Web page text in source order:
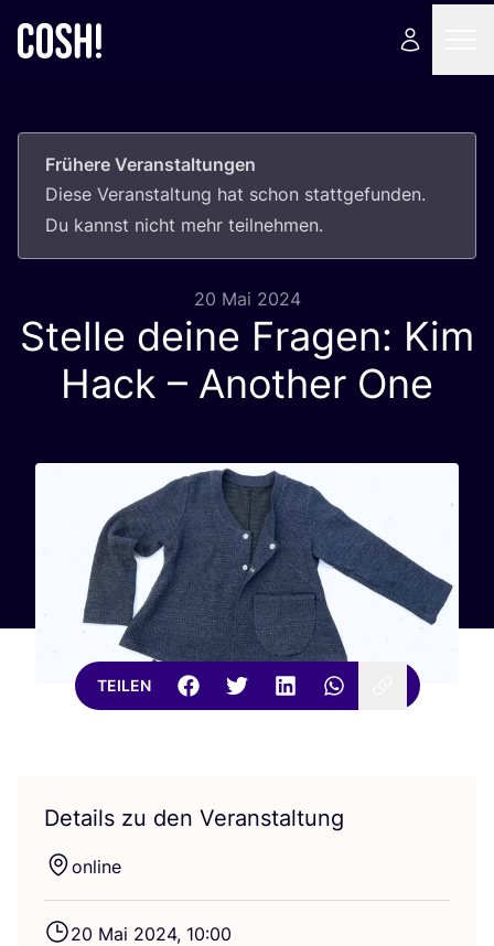
Frühere Veranstaltungen
Die­se Ver­an­stal­tung hat schon statt­ge­fun­den.
Du kannst nicht mehr teilnehmen.
20 Mai 2024
Stelle deine Fragen: Kim
Hack – Another One
TEILEN
Details zu den Veranstaltung
online
20 Mai 2024, 10:00